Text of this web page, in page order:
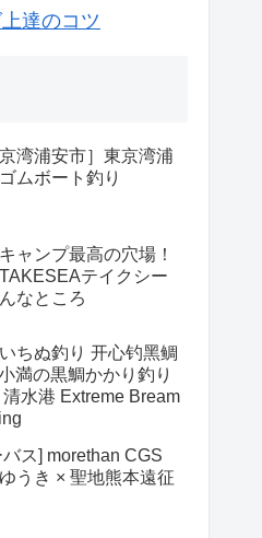
達のコツ
京湾浦安市］東京湾浦
ムボート釣り
ャンプ最高の穴場！
テイクシー
なところ
ちぬ釣り 开心钓黑鲷
満の黒鯛かかり釣り
水港 Extreme Bream
バス] morethan CGS
うき × 聖地熊本遠征